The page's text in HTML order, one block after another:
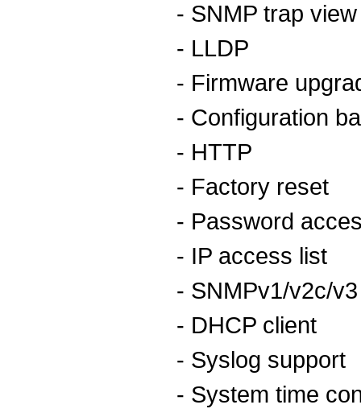
- SNMP trap view
- LLDP
- Firmware
- Configuration
- HTTP
- Factory reset
- Password
- IP access list
- SNMPv1/v2c/v3
- DHCP client
- Syslog support
- System time